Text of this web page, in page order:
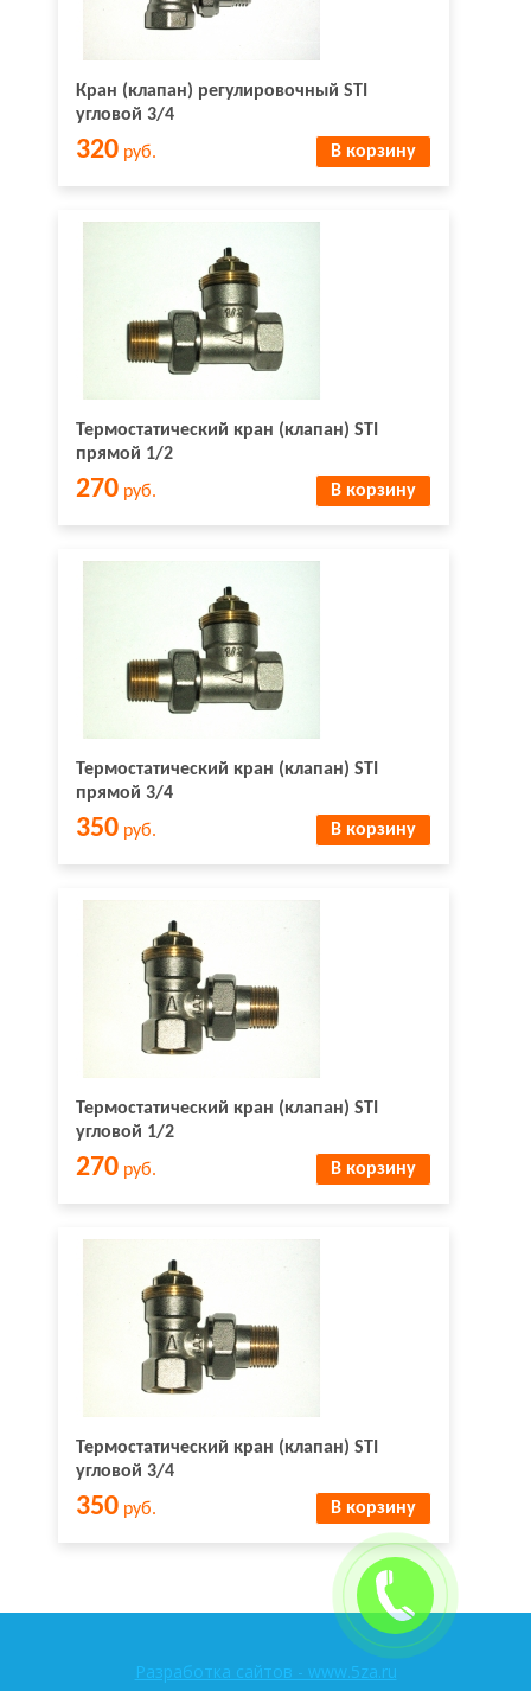
Кран (клапан) регулировочный STI
угловой 3/4
320 руб. В корзину
Термостатический кран (клапан) STI
прямой 1/2
270 руб. В корзину
Термостатический кран (клапан) STI
прямой 3/4
350 руб. В корзину
Термостатический кран (клапан) STI
угловой 1/2
270 руб. В корзину
Термостатический кран (клапан) STI
угловой 3/4
350 руб. В корзину
Разработка сайтов - www.5za.ru